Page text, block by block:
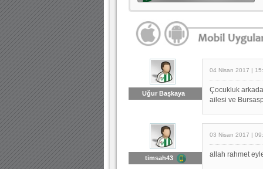
Uğur Başkaya
04 Nisan 2017 |
Çocukluk
ailesi ve
timsah43
03 Nisan 2017 |
allah rahmet